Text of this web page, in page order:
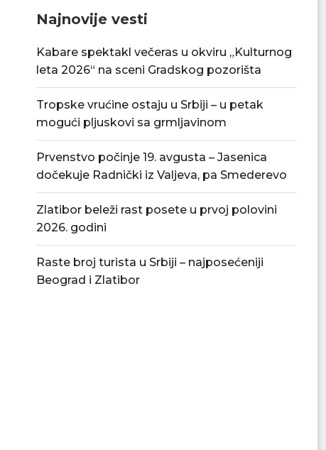
Najnovije vesti
Kabare spektakl večeras u okviru „Kulturnog
leta 2026“ na sceni Gradskog pozorišta
Tropske vrućine ostaju u Srbiji – u petak
mogući pljuskovi sa grmljavinom
Prvenstvo počinje 19. avgusta – Jasenica
dočekuje Radnički iz Valjeva, pa Smederevo
Zlatibor beleži rast posete u prvoj polovini
2026. godini
Raste broj turista u Srbiji – najposećeniji
Beograd i Zlatibor